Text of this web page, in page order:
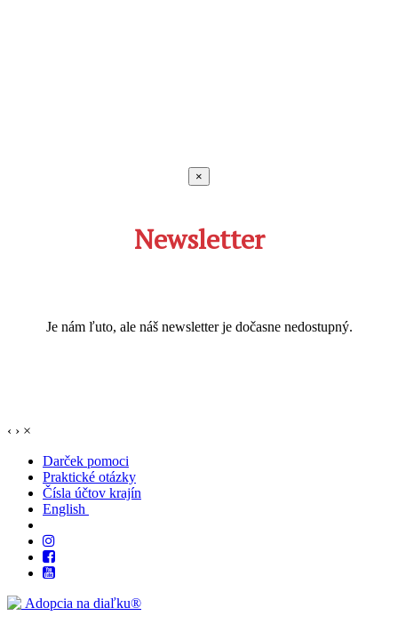
×
Newsletter
Je nám ľuto, ale náš newsletter je dočasne nedostupný.
‹ › ×
Darček pomoci
Praktické otázky
Čísla účtov krajín
English